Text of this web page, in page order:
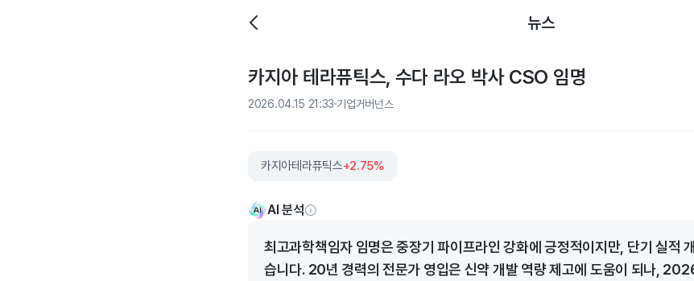
뉴스
카지아 테라퓨틱스, 수다 라오 박사 CSO 임명
2026.04.15 21:33 기업거버넌스
카지아테라퓨틱스+2.75%
AI 분석
최고과학책임자 임명은 중장기 파이프라인 강화에 긍정적이지만, 단기 실적
습니다. 20년 경력의 전문가 영입은 신약 개발 역량 제고에 도움이 되나,